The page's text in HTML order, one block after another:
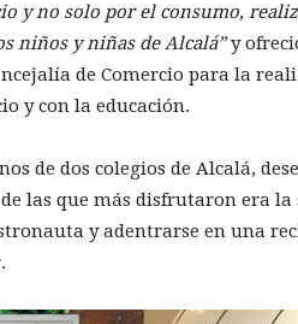
y no solo por el consumo,
niños y niñas de Alcalá”y
de Comercio para la
y con la educación.
de dos colegios de Alcalá,
las que más disfrutaron era la
y adentrarse en una